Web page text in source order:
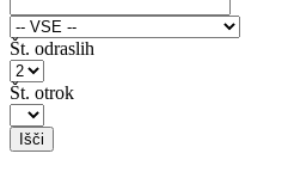
Št. odraslih
Št. otrok